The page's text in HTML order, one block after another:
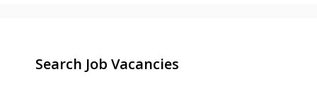
Search Job Vacancies